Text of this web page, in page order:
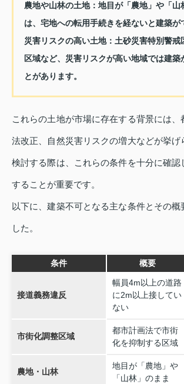
農地や山林の土地：地目が「農地」や「山
は、宅地への転用手続きを経ないと建築が
災害リスクの高い土地：土砂災害特別警戒
区域など、災害リスクが高い地域では建築
とがあります。
これらの土地が市場に存在する背景には
法改正、自然災害リスクの増大などが挙げ
検討する際は、これらの条件を十分に確認
することが重要です。
以下に、建築不可となる主な条件とその概
した。
条件 概要
接道義務違反
幅員4m以上の道路
に2m以上接してい
ない
市街化調整区域
都市計画法で市街
化を抑制する区域
農地・山林
地目が「農地」や
「山林」のまま